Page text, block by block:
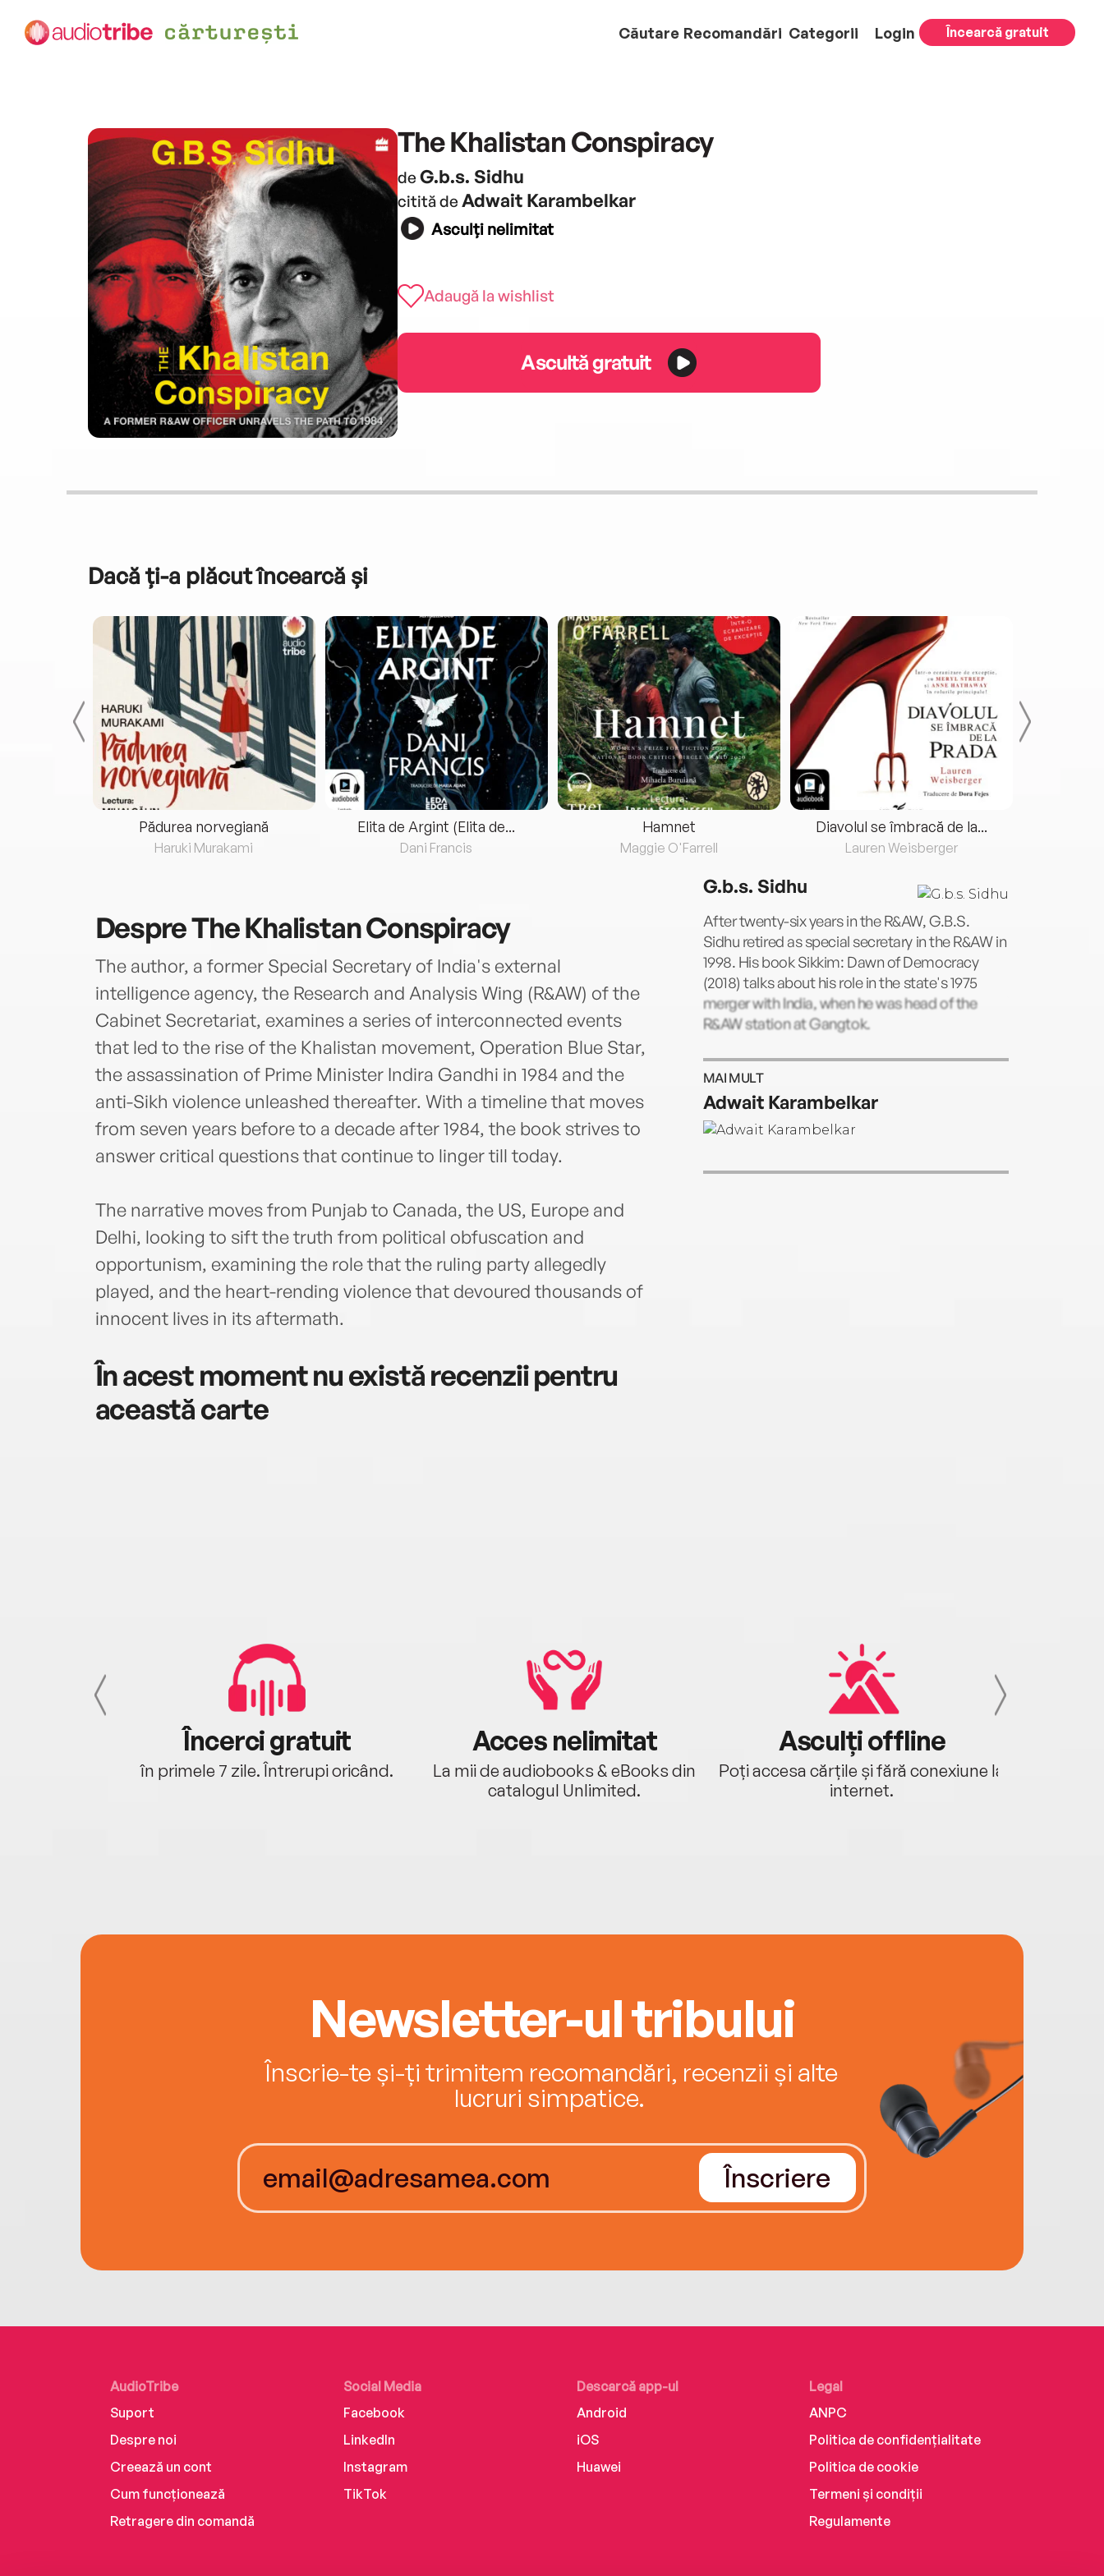
Căutare Recomandări Categorii Login Încearcă gratuit
The Khalistan Conspiracy
de G.b.s. Sidhu
citită de Adwait Karambelkar
Asculți nelimitat
Adaugă la wishlist
Ascultă gratuit
Dacă ți-a plăcut încearcă și
Pădurea norvegiană
Haruki Murakami
Elita de Argint (Elita de...
Dani Francis
Hamnet
Maggie O'Farrell
Diavolul se îmbracă de la...
Lauren Weisberger
DespreThe Khalistan Conspiracy
The author, a former Special Secretary of India's external
intelligence agency, the Research and Analysis Wing (R&AW) of the
Cabinet Secretariat, examines a series of interconnected events
that led to the rise of the Khalistan movement, Operation Blue Star,
the assassination of Prime Minister Indira Gandhi in 1984 and the
anti-Sikh violence unleashed thereafter. With a timeline that moves
from seven years before to a decade after 1984, the book strives to
answer critical questions that continue to linger till today.
The narrative moves from Punjab to Canada, the US, Europe and
Delhi, looking to sift the truth from political obfuscation and
opportunism, examining the role that the ruling party allegedly
played, and the heart-rending violence that devoured thousands of
innocent lives in its aftermath.
În acest moment nu există recenzii pentru
această carte
G.b.s. Sidhu
After twenty-six years in the R&AW, G.B.S.
Sidhu retired as special secretary in the R&AW in
1998. His book Sikkim: Dawn of Democracy
(2018) talks about his role in the state's 1975
merger with India, when he was head of the
R&AW station at Gangtok.
MAI MULT
Adwait Karambelkar
Încerci gratuit
în primele 7 zile. Întrerupi oricând.
Acces nelimitat
La mii de audiobooks & eBooks din
catalogul Unlimited.
Asculți offline
Poți accesa cărțile și fără conexiune la
internet.
Newsletter-ul tribului
Înscrie-te și-ți trimitem recomandări, recenzii și alte
lucruri simpatice.
Înscriere
AudioTribe
Suport
Despre noi
Creează un cont
Cum funcționează
Retragere din comandă
Social Media
Facebook
LinkedIn
Instagram
TikTok
Descarcă app-ul
Android
iOS
Huawei
Legal
ANPC
Politica de confidențialitate
Politica de cookie
Termeni și condiții
Regulamente